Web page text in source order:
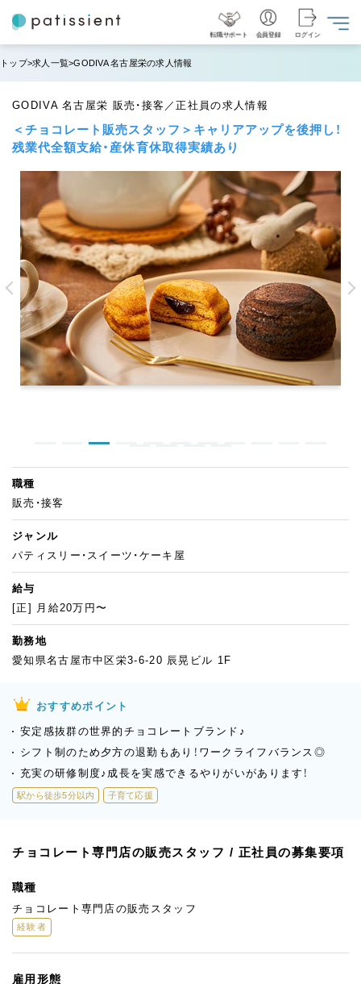
転職サポート 会員登録 ログイン
トップ 求人一覧 GODIVA 名古屋栄の求人情報
GODIVA 名古屋栄 販売・接客／正社員の求人情報
＜チョコレート販売スタッフ＞キャリアアップを後押し！
残業代全額支給・産休育休取得実績あり
職種
販売・接客
ジャンル
パティスリー・スイーツ・ケーキ屋
給与
[正] 月給20万円〜
勤務地
愛知県名古屋市中区栄3-6-20 辰晃ビル 1F
おすすめポイント
安定感抜群の世界的チョコレートブランド♪
シフト制のため夕方の退勤もあり！ワークライフバランス◎
充実の研修制度♪成長を実感できるやりがいがあります！
駅から徒歩5分以内 子育て応援
チョコレート専門店の販売スタッフ / 正社員の募集要項
職種
チョコレート専門店の販売スタッフ
経験者
雇用形態